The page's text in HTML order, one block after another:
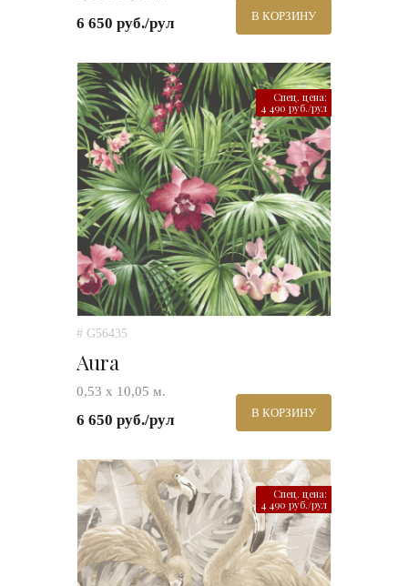
6 650 руб./рул В КОРЗИНУ
Спец. цена:
4 490 руб./рул
# G56435
Aura
0,53 х 10,05 м.
6 650 руб./рул В КОРЗИНУ
Спец. цена:
4 490 руб./рул